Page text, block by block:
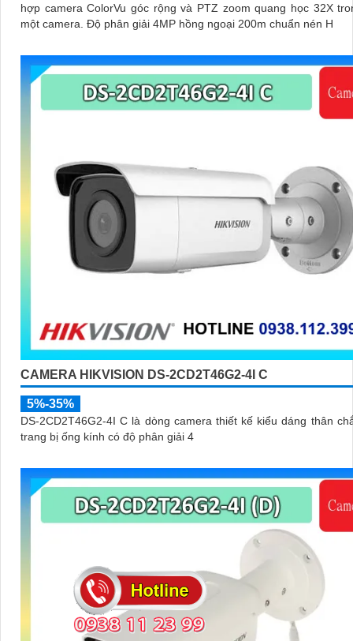
hợp camera ColorVu góc rộng và PTZ zoom quang học 32X
một camera. Độ phân giải 4MP hồng ngoại 200m chuẩn nén H
CAMERA HIKVISION DS-2CD2T46G2-4I C
5%-35%
DS-2CD2T46G2-4I C là dòng camera thiết kế kiểu dáng thân
trang bị ống kính có độ phân giải 4